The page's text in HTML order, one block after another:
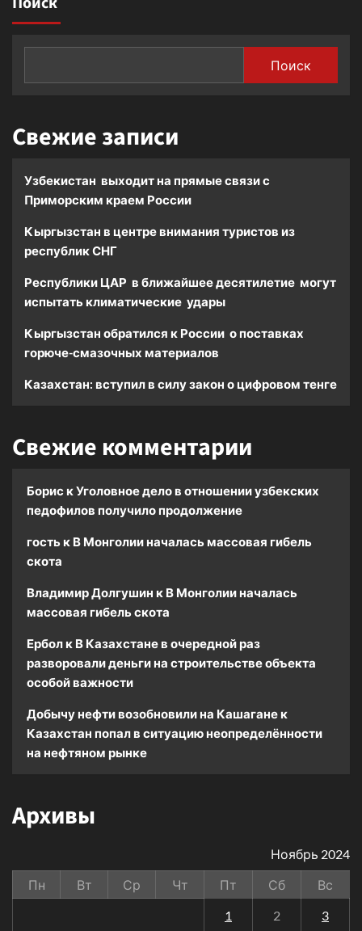
Поиск
Свежие записи
Узбекистан выходит на прямые связи с
Приморским краем России
Кыргызстан в центре внимания туристов из
республик СНГ
Республики ЦАР в ближайшее десятилетие могут
испытать климатические удары
Кыргызстан обратился к России о поставках
горюче-смазочных материалов
Казахстан: вступил в силу закон о цифровом тенге
Свежие комментарии
Борис кУголовное дело в отношении узбекских
педофилов получило продолжение
гость к В Монголии началась массовая гибель
скота
Владимир Долгушин к В Монголии началась
массовая гибель скота
Ербол к В Казахстане в очередной раз
разворовали деньги на строительстве объекта
особой важности
Добычу нефти возобновили на Кашагане к
Казахстан попал в ситуацию неопределённости
на нефтяном рынке
Архивы
Ноябрь 2024
Пн
Вт Ср Чт Пт Сб
Вс
1
2 3